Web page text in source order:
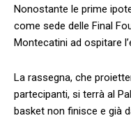
Nonostante le prime
come sede delle Final
Montecatini ad ospitare
La rassegna, che
partecipanti, si terrà al
basket non finisce e già